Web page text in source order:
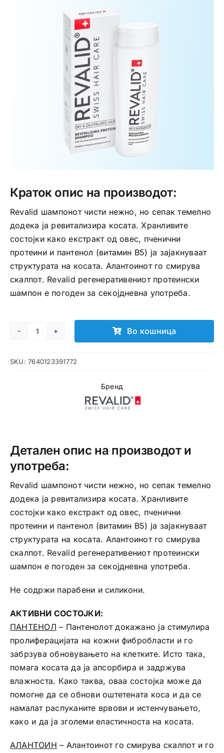
Интимно здравје
Лична хигиена
Медицински апрати
Нега на кожа
Краток опис на производот:
Revalid шампонот чисти нежно, но сепак темелно
додека ја ревитализира косата. Хранливите
состојки како екстракт од овес, пченични
протеини и пантенол (витамин B5) ја зајакнуваат
структурата на косата. Алантоинот го смирува
скалпот. Revalid регенеративениот протеински
шампон е погоден за секојдневна употреба.
REVALID
шампон
Во кошница
SKU:7640123391772
Бренд
Детален опис на производот и
употреба:
Revalid шампонот чисти нежно, но сепак темелно
додека ја ревитализира косата. Хранливите
состојки како екстракт од овес, пченични
протеини и пантенол (витамин B5) ја зајакнуваат
структурата на косата. Алантоинот го смирува
скалпот. Revalid регенеративениот протеински
шампон е погоден за секојдневна употреба.
Не содржи парабени и силикони.
АКТИВНИ СОСТОЈКИ:
ПАНТЕНОЛ – Пантенолот докажано ја стимулира
пролиферацијата на кожни фибробласти и го
забрзува обновувањето на клетките. Исто така,
помага косата да ја апсорбира и задржува
влажноста. Како таква, оваа состојка може да
помогне да се обнови оштетената коса и да се
намалат распуканите врвови и истенчувањето,
како и да ја зголеми еластичноста на косата.
AЛАНТОИН – Алантоинот го смирува скалпот и го